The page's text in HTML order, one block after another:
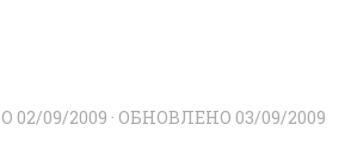
02/09/2009 · ОБНОВЛЕНО 03/09/2009